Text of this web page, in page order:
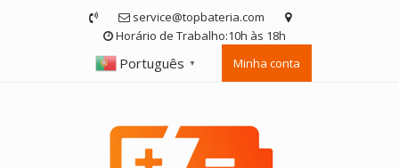
service@topbateria.com
Horário de Trabalho:10h às 18h
Português ▼ Minha conta